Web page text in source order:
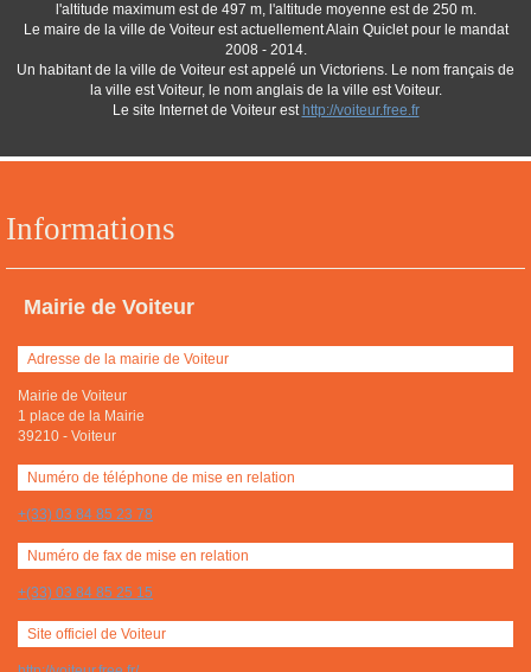
Informations
Mairie de Voiteur
Adresse de la mairie de Voiteur
Mairie de Voiteur
1 place de la Mairie
39210 - Voiteur
Numéro de téléphone de mise en relation
+(33) 03 84 85 23 78
Numéro de fax de mise en relation
+(33) 03 84 85 25 15
Site officiel de Voiteur
l'altitude maximum est de 497 m, l'altitude moyenne est de 250 m.
Le maire de la ville de Voiteur est actuellement Alain Quiclet pour le mandat
2008 - 2014.
Un habitant de la ville de Voiteur est appelé un Victoriens. Le nom français de
la ville est Voiteur, le nom anglais de la ville est Voiteur.
Le site Internet de Voiteur est http://voiteur.free.fr